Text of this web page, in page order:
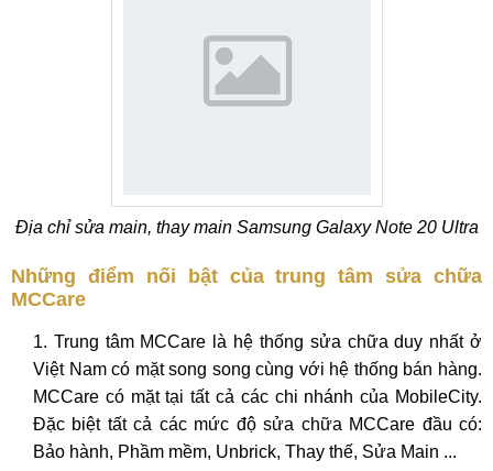
Địa chỉ sửa main, thay main Samsung Galaxy Note 20 Ultra
Những điểm nối bật của trung tâm sửa chữa
MCCare
Trung tâm MCCare là hệ thống sửa chữa duy nhất ở
Việt Nam có mặt song song cùng với hệ thống bán hàng.
MCCare có mặt tại tất cả các chi nhánh của MobileCity.
Đặc biệt tất cả các mức độ sửa chữa MCCare đầu có:
Bảo hành, Phầm mềm, Unbrick, Thay thế, Sửa Main ...